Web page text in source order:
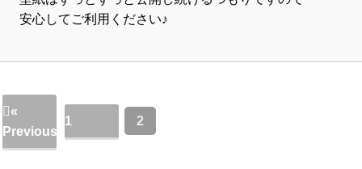
安心してご利用ください♪
«
Previous
1 2